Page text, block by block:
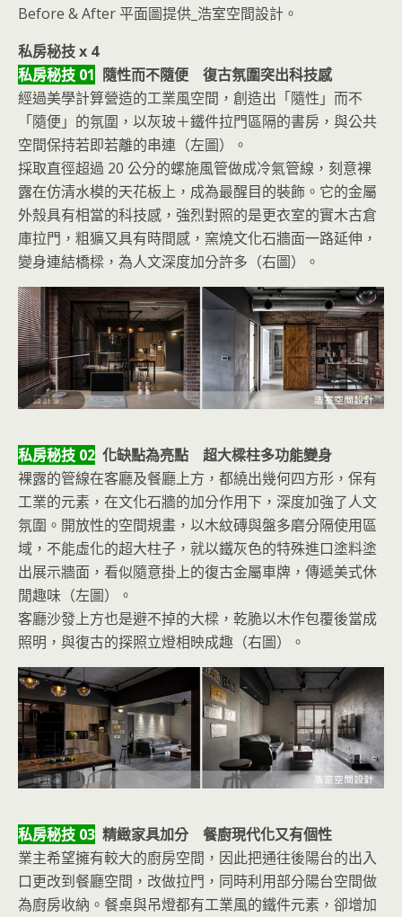
Before & After 平面圖提供_浩室空間設計。
私房秘技 x 4
私房秘技 01 隨性而不隨便 復古氛圍突出科技感
經過美學計算營造的工業風空間，創造出「隨性」而不
「隨便」的氛圍，以灰玻＋鐵件拉門區隔的書房，與公共
空間保持若即若離的串連（左圖）。
採取直徑超過 20 公分的螺施風管做成冷氣管線，刻意裸
露在仿清水模的天花板上，成為最醒目的裝飾。它的金屬
外殼具有相當的科技感，強烈對照的是更衣室的實木古倉
庫拉門，粗獷又具有時間感，窯燒文化石牆面一路延伸，
變身連結橋樑，為人文深度加分許多（右圖）。
私房秘技 02 化缺點為亮點 超大樑柱多功能變身
裸露的管線在客廳及餐廳上方，都繞出幾何四方形，保有
工業的元素，在文化石牆的加分作用下，深度加強了人文
氛圍。開放性的空間規畫，以木紋磚與盤多磨分隔使用區
域，不能虛化的超大柱子，就以鐵灰色的特殊進口塗料塗
出展示牆面，看似隨意掛上的復古金屬車牌，傳遞美式休
閒趣味（左圖）。
客廳沙發上方也是避不掉的大樑，乾脆以木作包覆後當成
照明，與復古的探照立燈相映成趣（右圖）。
私房秘技 03 精緻家具加分 餐廚現代化又有個性
業主希望擁有較大的廚房空間，因此把通往後陽台的出入
口更改到餐廳空間，改做拉門，同時利用部分陽台空間做
為廚房收納。餐桌與吊燈都有工業風的鐵件元素，卻增加